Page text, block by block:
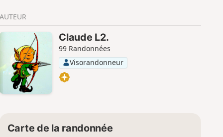
r
AUTEUR
Claude L2.
99 Randonnées
Visorandonneur
Carte de la randonnée